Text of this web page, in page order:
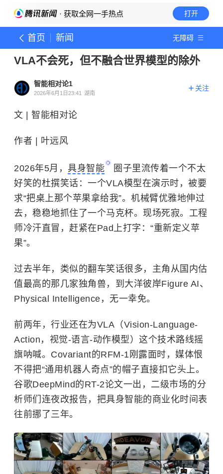
· 获取全网一手热点 打开
首页 新闻 无障碍
VLA不会死，但不融合世界模型的除外
智能相对论1
2026年6月1日23:41 湖南
关注
文 | 智能相对论
作者 | 叶远风
2026年5月， 具身智能
圈子里流传着一个不太
好笑的杜撰笑话：一个VLA模型在演示时，被要
求“把桌上那个苹果拿给我”。机械臂优雅地伸过
去，稳稳地抓住了一个马克杯。现场死寂。工程
师冷汗直冒，赶紧在Pad上打字：“重新定义苹
果”。
过去半年，类似的翻车笑话很多，主角从国内估
值最高的那几家独角兽，到大洋彼岸Figure AI、
Physical Intelligence，无一幸免。
前两年，行业还在为VLA（Vision-Language-
Action，视觉-语言-动作模型）这个技术路线摇
旗呐喊。Covariant的RFM-1刚露面时，媒体恨
不得把“通用机器人奇点”的帽子直接扣它头上。
谷歌DeepMind的RT-2论文一出，二级市场的分
析师们连夜改报告，把具身智能的商业化时间表
往前挪了三年。